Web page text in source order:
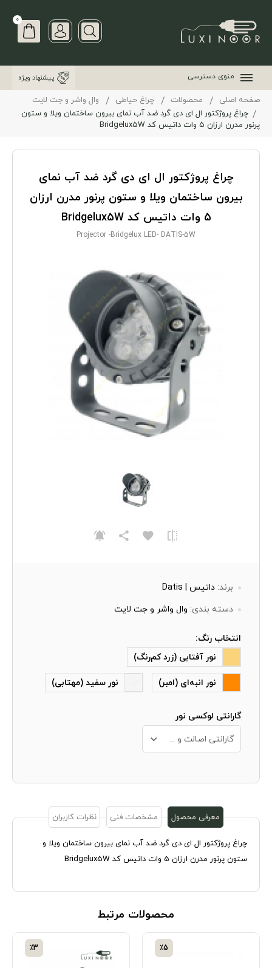
0
منوی دسترسی پیشنهاد ویژه
صفحه اصلی محصولات چراغ حیاطی
وال واشر و جت لایت
چراغ پروژکتور ال ای دی گرد ضد آب نمای بیرون ساختمان ویلا و ستون
پرنور مدرن ارزان 5 وات داتیس کد Bridgelux5W
چراغ پروژکتور ال ای دی گرد ضد آب نمای
بیرون ساختمان ویلا و ستون پرنور مدرن ارزان
5 وات داتیس کد Bridgelux5W
Projector -Bridgelux LED- DATIS-5W
برند: داتیس | Datis
دسته بندی: وال واشر و جت لایت
انتخاب رنگ:
نور آفتابی (زرد کم‌رنگ)
نور انبه‌ای (امبر) نور سفید (مهتابی)
گارانتی لوکسی نور
گارانتی اصالت و سلامت فیزیکی کالا + 10 سال خدمات پس از فروش
معرفی محصول مشخصات فنی نظرات کاربران
چراغ پروژکتور ال ای دی گرد ضد آب نمای بیرون ساختمان ویلا و
ستون پرنور مدرن ارزان 5 وات داتیس کد Bridgelux5W
محصولات مرتبط
٪5 ٪3